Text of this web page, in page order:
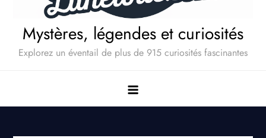
Mystères, légendes et curiosités
Explorez un éventail de plus de 915 curiosités fascinantes